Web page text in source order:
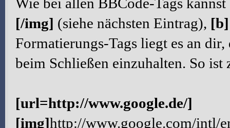
[/img] (siehe nächsten Eintrag),
Formatierungs-Tags liegt es an
beim Schließen einzuhalten. So ist
[url=http://www.google.de/]
[img]http://www.google.com/intl/